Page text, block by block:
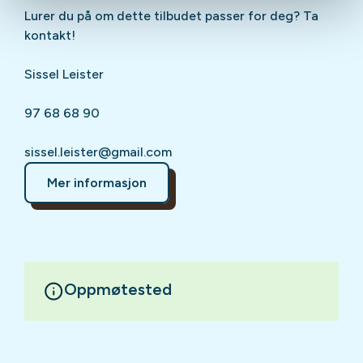
Lurer du på om dette tilbudet passer for deg? Ta
kontakt!
Sissel Leister
97 68 68 90
sissel.leister@gmail.com
Mer informasjon
Oppmøtested